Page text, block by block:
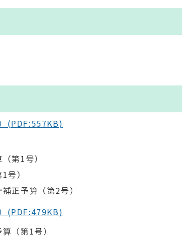
(PDF:557KB)
第1号）
）
正予算（第2号）
(PDF:479KB)
（第1号）